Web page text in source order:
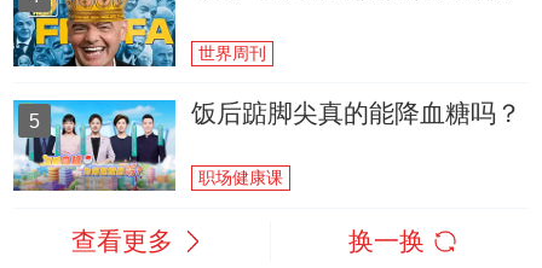
世界周刊
5 饭后踮脚尖真的能降血糖吗？
职场健康课
查看更多 换一换